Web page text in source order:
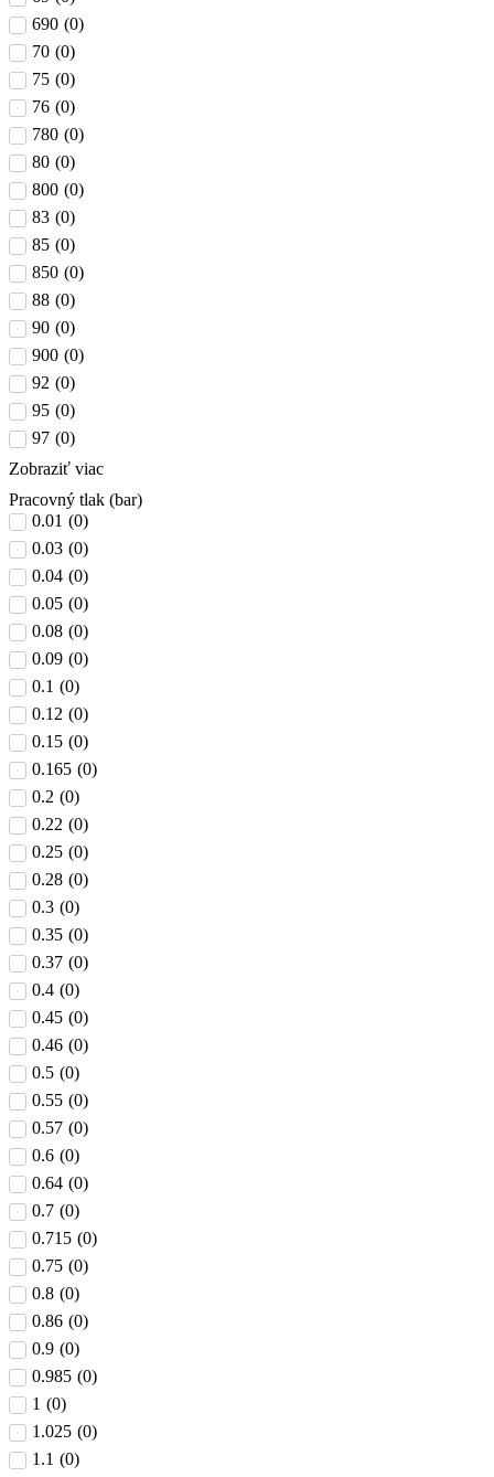
690 (0)
70 (0)
75 (0)
76 (0)
780 (0)
80 (0)
800 (0)
83 (0)
85 (0)
850 (0)
88 (0)
90 (0)
900 (0)
92 (0)
95 (0)
97 (0)
Zobraziť viac
Pracovný tlak (bar)
0.01 (0)
0.03 (0)
0.04 (0)
0.05 (0)
0.08 (0)
0.09 (0)
0.1 (0)
0.12 (0)
0.15 (0)
0.165 (0)
0.2 (0)
0.22 (0)
0.25 (0)
0.28 (0)
0.3 (0)
0.35 (0)
0.37 (0)
0.4 (0)
0.45 (0)
0.46 (0)
0.5 (0)
0.55 (0)
0.57 (0)
0.6 (0)
0.64 (0)
0.7 (0)
0.715 (0)
0.75 (0)
0.8 (0)
0.86 (0)
0.9 (0)
0.985 (0)
1 (0)
1.025 (0)
1.1 (0)